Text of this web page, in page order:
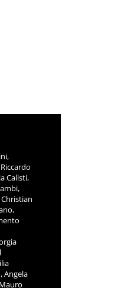
Calisti,
Angela